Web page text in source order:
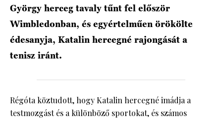
György herceg tavaly tűnt fel először
Wimbledonban, és egyértelműen örökölte
édesanyja, Katalin hercegné rajongását a
tenisz iránt.
Régóta köztudott, hogy Katalin hercegné imádja a
testmozgást és a különböző sportokat, és számos